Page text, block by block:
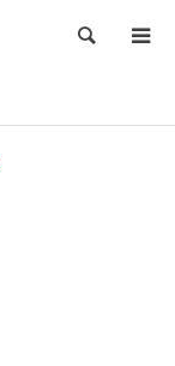
検索